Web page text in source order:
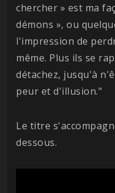
chercher » est ma
démons », ou
l'impression de
même. Plus ils se
détachez, jusqu'à
peur et d'illusion."
Le titre
dessous.